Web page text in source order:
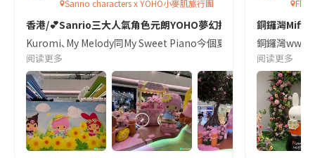
Sanrio characters x YOHO小麥肌旅行團
香港/💕Sanrio三大人氣角色元朗YOHO夢幻打卡之旅
Kuromi､My Melody同My Sweet Piano今個夏天直接俾大家一個
阅读更多
銅鑼灣Miffy
銅鑼灣
阅读更多